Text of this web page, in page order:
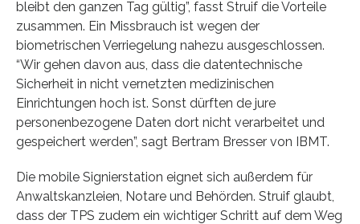
bleibt den ganzen Tag gültig”, fasst Struif die Vorteile
zusammen. Ein Missbrauch ist wegen der
biometrischen Verriegelung nahezu ausgeschlossen.
“Wir gehen davon aus, dass die datentechnische
Sicherheit in nicht vernetzten medizinischen
Einrichtungen hoch ist. Sonst dürften de jure
personenbezogene Daten dort nicht verarbeitet und
gespeichert werden”, sagt Bertram Bresser von IBMT.
Die mobile Signierstation eignet sich außerdem für
Anwaltskanzleien, Notare und Behörden. Struif glaubt,
dass der TPS zudem ein wichtiger Schritt auf dem Weg